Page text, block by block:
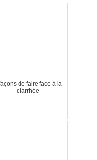
de faire face à la
diarrhée